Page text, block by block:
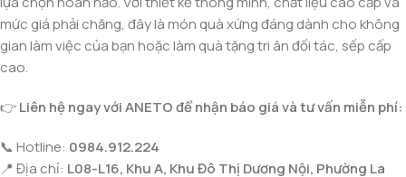
mức giá phải chăng, đây là món quà xứng đáng dành cho không
gian làm việc của bạn hoặc làm quà tặng tri ân đối tác, sếp cấp
cao.
👉Liên hệ ngay với ANETO để nhận báo giá và tư vấn miễn phí:
📞 Hotline: 0984.912.224
📍 Địa chỉ: L08-L16, Khu A, Khu Đô Thị Dương Nội, Phường La